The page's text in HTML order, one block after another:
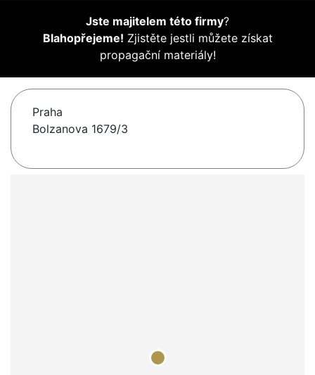
Jste majitelem této firmy?
Blahopřejeme! Zjistěte jestli můžete získat
propagační materiály!
Praha
Bolzanova 1679/3